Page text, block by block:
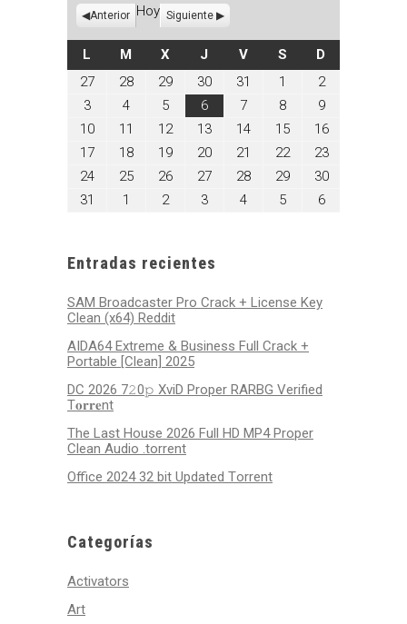
Anterior Hoy Siguiente
L LUNES
M MARTES
XMIÉRCOLES
J JUEVES
VVIERNES
SSÁBADO
D
27julio
28julio
29julio
29,
30julio
30,
31 1
agosto
2026
2agosto
2,
2026
3agosto
3,
2026
4agosto
4,
2026
5agosto
5,
2026
6agosto
6,
2026
7agosto
7,
2026
8agosto
8,
2026
9agosto
9,
2026
10agosto
10,
11
agosto
2026
12agosto
2026
13agosto
2026
14agosto
2026
15agosto
2026
16agosto
2026
17agosto
2026
18agosto
18,
2026
19agosto
2026
20agosto
20,
2026
21
agosto
2026
22agosto
2026
23agosto
23,
2026
24agosto
25agosto
26agosto
27agosto
28agosto
29agosto
30agosto
31
agosto
1
septiembre
2septiembre
3septiembre
4septiembre
5septiembre
6septiembre
Entradas recientes
SAM Broadcaster Pro Crack + License Key
Clean (x64) Reddit
AIDA64 Extreme & Business Full Crack +
Portable [Clean] 2025
DC 2026 7𝟸0𝚙 XviD Proper RARBG Verified
T𝐨𝐫𝐫𝐞nt
The Last House 2026 Full HD MP4 Proper
Clean Audio .torrent
Office 2024 32 bit Updated Tоrrеnt
Categorías
Activators
Art